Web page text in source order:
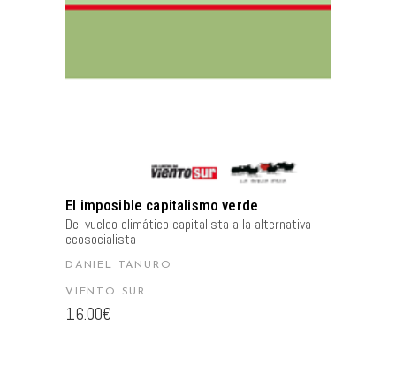
El imposible capitalismo verde
Del vuelco climático capitalista a la alternativa
ecosocialista
DANIEL TANURO
VIENTO SUR
16.00€